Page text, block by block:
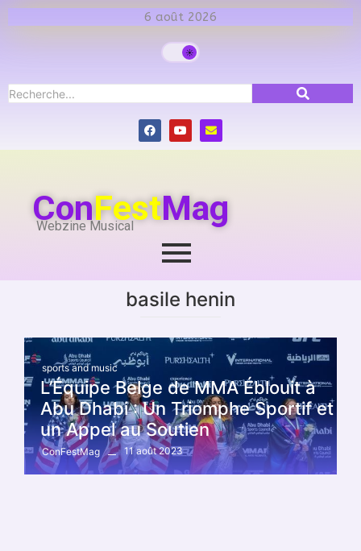
6 août 2026
ConFestMag
Webzine Musical
basile henin
sports and music
L’Équipe Belge de MMA Éblouit à
Abu Dhabi : Un Triomphe Sportif et
un Appel au Soutien
ConFestMag 11 août 2023